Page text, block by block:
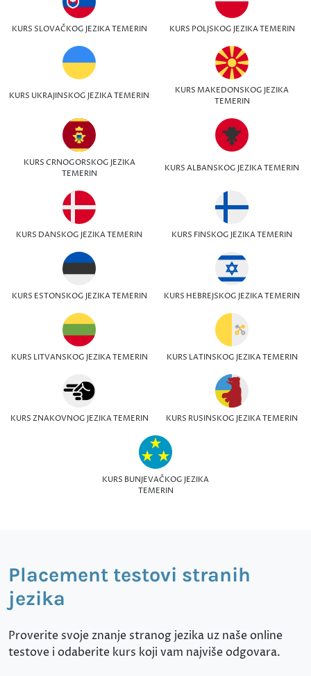
KURS SLOVAČKOG JEZIKA TEMERIN KURS POLJSKOG JEZIKA TEMERIN
KURS UKRAJINSKOG JEZIKA TEMERIN
KURS MAKEDONSKOG JEZIKA
TEMERIN
KURS CRNOGORSKOG JEZIKA
TEMERIN
KURS ALBANSKOG JEZIKA TEMERIN
KURS DANSKOG JEZIKA TEMERIN KURS FINSKOG JEZIKA TEMERIN
KURS ESTONSKOG JEZIKA TEMERIN KURS HEBREJSKOG JEZIKA TEMERIN
KURS LITVANSKOG JEZIKA TEMERIN KURS LATINSKOG JEZIKA TEMERIN
KURS ZNAKOVNOG JEZIKA TEMERIN KURS RUSINSKOG JEZIKA TEMERIN
KURS BUNJEVAČKOG JEZIKA
TEMERIN
Placement testovi stranih
jezika
Proverite svoje znanje stranog jezika uz naše online
testove i odaberite kurs koji vam najviše odgovara.